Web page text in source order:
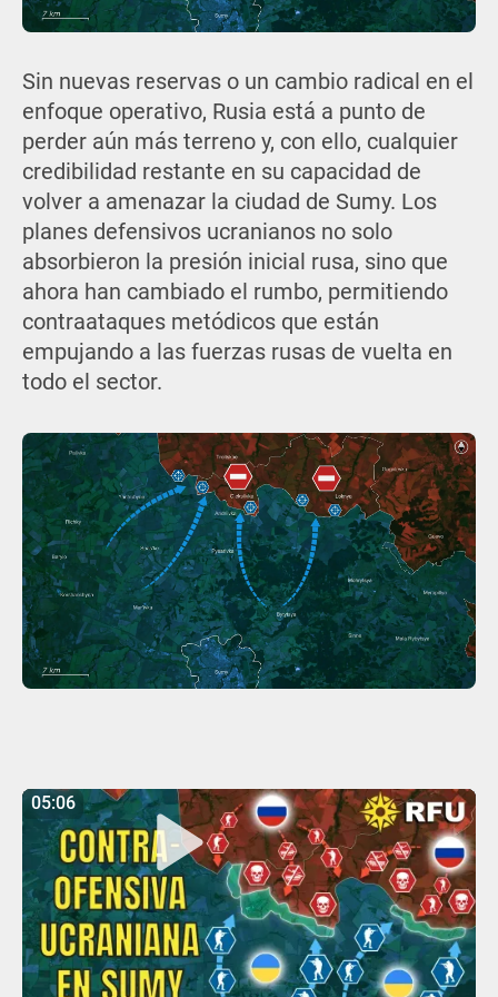
Sin nuevas reservas o un cambio radical en el
enfoque operativo, Rusia está a punto de
perder aún más terreno y, con ello, cualquier
credibilidad restante en su capacidad de
volver a amenazar la ciudad de Sumy. Los
planes defensivos ucranianos no solo
absorbieron la presión inicial rusa, sino que
ahora han cambiado el rumbo, permitiendo
contraataques metódicos que están
empujando a las fuerzas rusas de vuelta en
todo el sector.
05:06